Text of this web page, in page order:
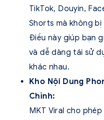
TikTok, Douyin,
Shorts mà không
Điều này giúp bạn
và dễ dàng tái sử
khác nhau.
Kho Nội Dung
Chỉnh:
MKT Viral cho